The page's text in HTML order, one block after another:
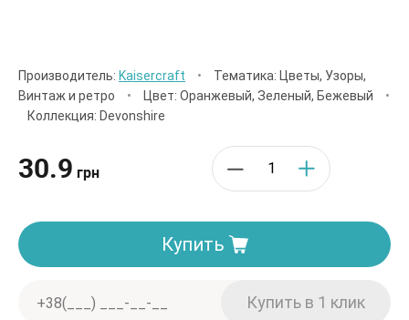
Производитель: Kaisercraft •
Тематика: Цветы, Узоры,
Винтаж и ретро
• Цвет: Оранжевый, Зеленый, Бежевый
•
Коллекция: Devonshire
30.9 грн
Купить